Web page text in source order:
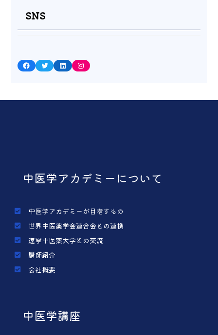
SNS
Facebook Twitter LinkedIn Instagram
中医学アカデミーについて
中医学アカデミーが目指すもの
世界中医薬学会連合会との連携
遼寧中医薬大学との交流
講師紹介
会社概要
中医学講座